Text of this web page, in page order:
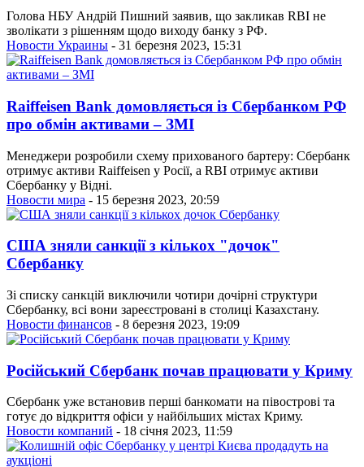
Голова НБУ Андрій Пишний заявив, що закликав RBI не
зволікати з рішенням щодо виходу банку з РФ.
Новости Украины - 31 березня 2023, 15:31
Raiffeisen Bank домовляється із Сбербанком РФ
про обмін активами – ЗМІ
Менеджери розробили схему прихованого бартеру: Сбербанк
отримує активи Raiffeisen у Росії, а RBI отримує активи
Сбербанку у Відні.
Новости мира - 15 березня 2023, 20:59
США зняли санкції з кількох "дочок"
Сбербанку
Зі списку санкцій виключили чотири дочірні структури
Сбербанку, всі вони зареєстровані в столиці Казахстану.
Новости финансов - 8 березня 2023, 19:09
Російський Сбербанк почав працювати у Криму
Сбербанк уже встановив перші банкомати на півострові та
готує до відкриття офіси у найбільших містах Криму.
Новости компаний - 18 січня 2023, 11:59